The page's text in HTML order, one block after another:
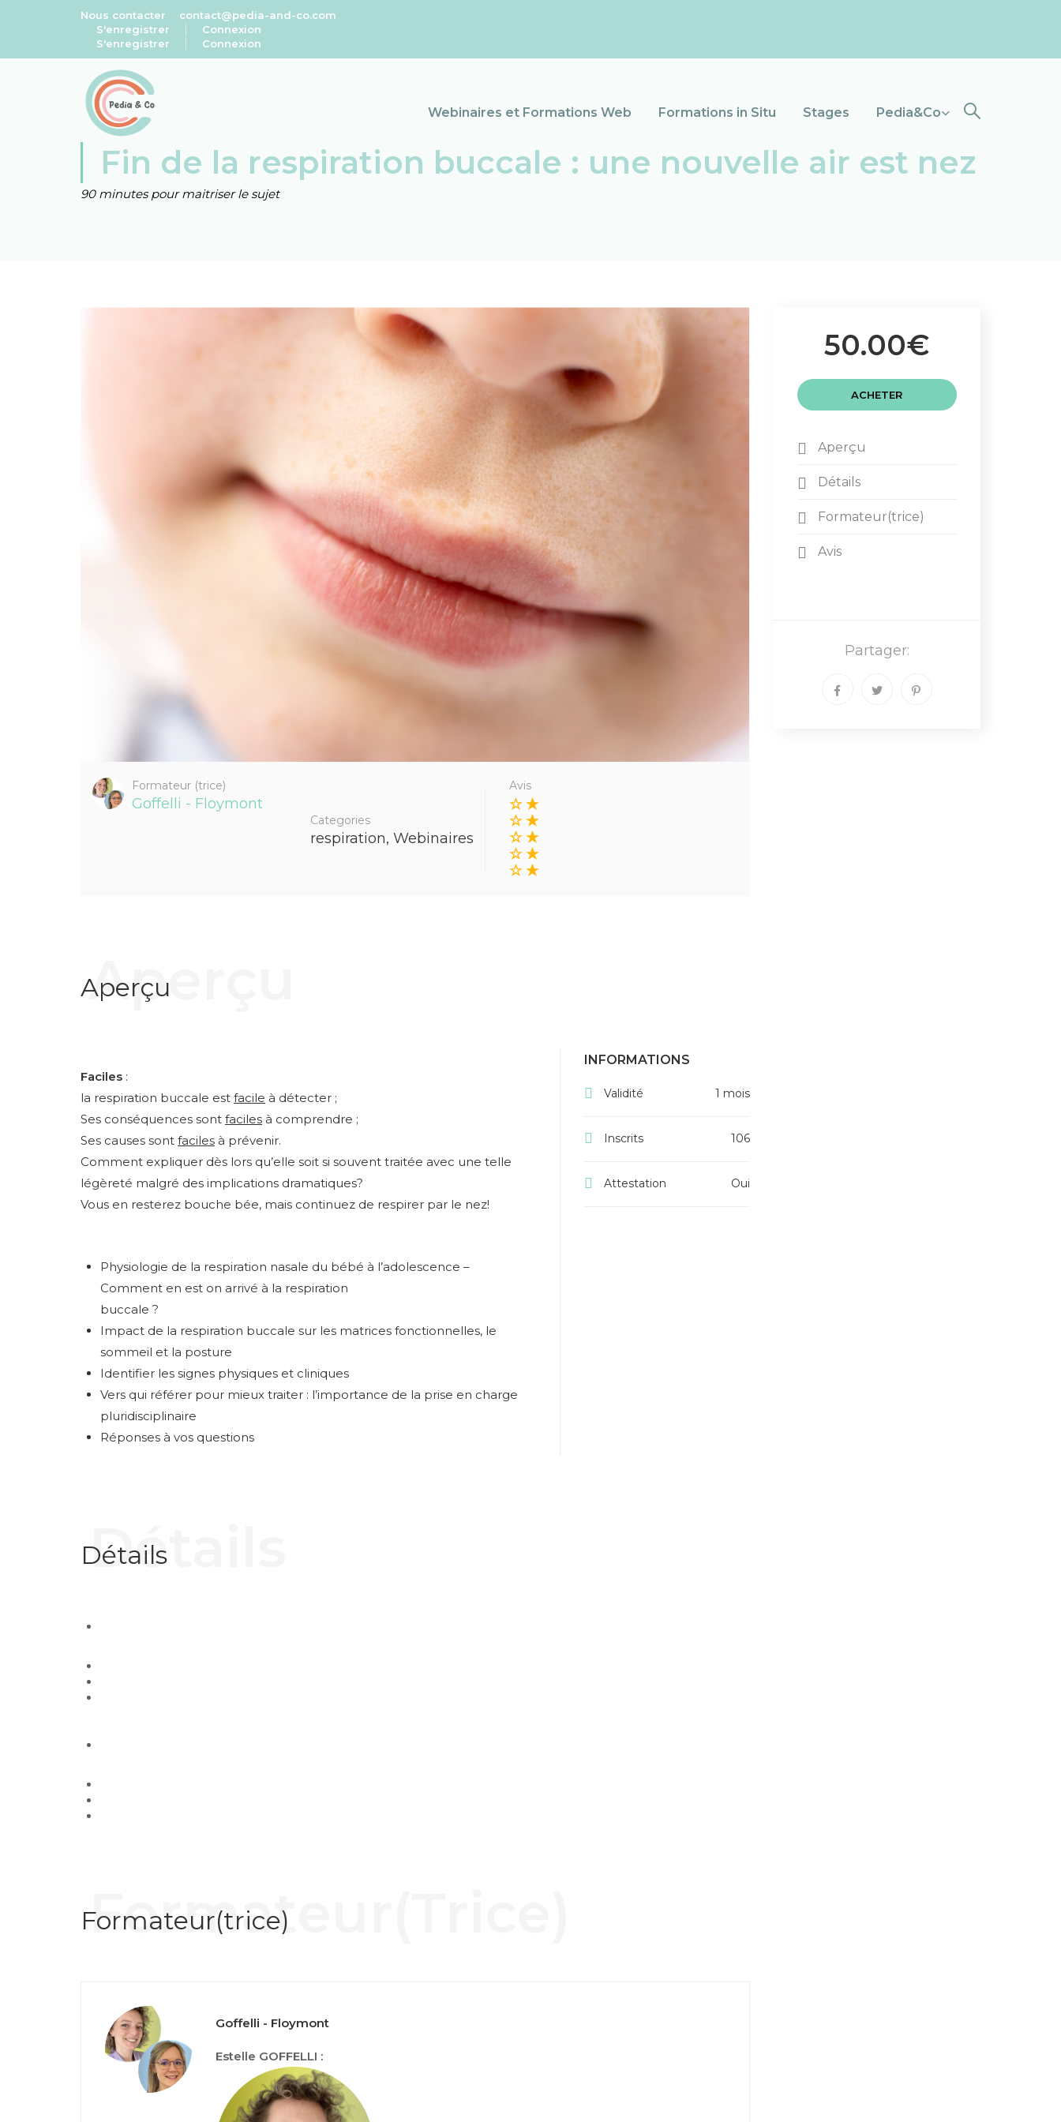
Nous contacter
contact@pedia-and-co.com
S'enregistrer
Connexion
S'enregistrer
Connexion
Webinaires et Formations Web Formations in Situ Stages Pedia&Co
Fin de la respiration buccale : une nouvelle air est nez
90 minutes pour maitriser le sujet
Formateur (trice)
Goffelli - Floymont
Categories
respiration, Webinaires
Avis
Aperçu
Aperçu
Faciles :
la respiration buccale est facile à détecter ;
Ses conséquences sont faciles à comprendre ;
Ses causes sont faciles à prévenir.
Comment expliquer dès lors qu’elle soit si souvent traitée avec une telle
légèreté malgré des implications dramatiques?
Vous en resterez bouche bée, mais continuez de respirer par le nez!
Physiologie de la respiration nasale du bébé à l’adolescence –
Comment en est on arrivé à la respiration
buccale ?
Impact de la respiration buccale sur les matrices fonctionnelles, le
sommeil et la posture
Identifier les signes physiques et cliniques
Vers qui référer pour mieux traiter : l’importance de la prise en charge
pluridisciplinaire
Réponses à vos questions
INFORMATIONS
Validité 1 mois
Inscrits 106
Attestation Oui
Détails
Détails
Formateur(trice)
Formateur(trice)
Goffelli - Floymont
Estelle GOFFELLI :
50.00€
ACHETER
Aperçu
Détails
Formateur(trice)
Avis
Partager: